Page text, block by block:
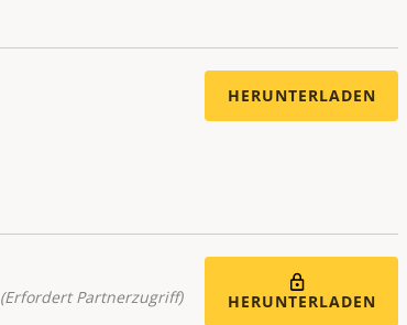
HERUNTERLADEN
(Erfordert Partnerzugriff) HERUNTERLADEN